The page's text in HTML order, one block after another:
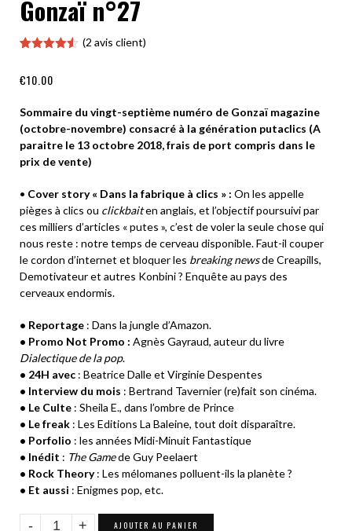
Gonzaï n°27
basé sur
client
(2 avis client)
€10.00
Sommaire du vingt-septième numéro de Gonzaï magazine
(octobre-novembre) consacré à la génération putaclics (A
paraitre le 13 octobre 2018, frais de port compris dans le
prix de vente)
• Cover story « Dans la fabrique à clics » : On les appelle
pièges à clics ou clickbaiten anglais, et l’objectif poursuivi par
ces milliers d’articles « putes », c’est de voler la seule chose qui
nous reste : notre temps de cerveau disponible. Faut-il couper
le cordon d’internet et bloquer les breaking newsde Creapills,
Demotivateur et autres Konbini ? Enquête au pays des
cerveaux endormis.
• Reportage : Dans la jungle d’Amazon.
• Promo Not Promo : Agnès Gayraud, auteur du livre
Dialectique de la pop.
• 24H avec : Beatrice Dalle et Virginie Despentes
• Interview du mois : Bertrand Tavernier (re)fait son cinéma.
• Le Culte : Sheila E., dans l’ombre de Prince
• Le freak : Les Editions La Baleine, tout doit disparaître.
• Porfolio : les années Midi-Minuit Fantastique
• Inédit : The Gamede Guy Peelaert
• Rock Theory: Les mélomanes polluent-ils la planète ?
• Et aussi : Enigmes pop, etc.
quantité
AJOUTER AU PANIER